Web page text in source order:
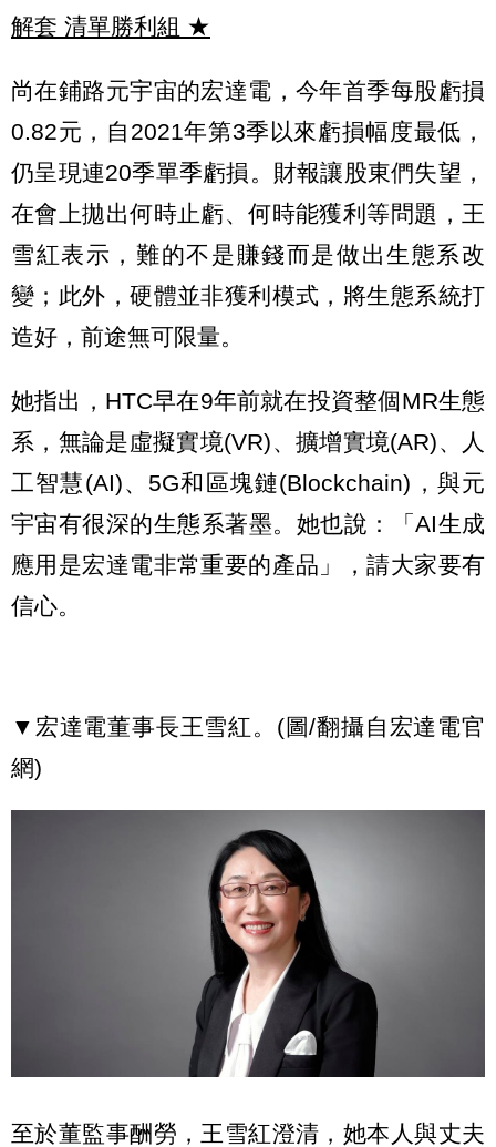
解套 清單勝利組 ★
尚在鋪路元宇宙的宏達電，今年首季每股虧損
0.82元，自2021年第3季以來虧損幅度最低，
仍呈現連20季單季虧損。財報讓股東們失望，
在會上拋出何時止虧、何時能獲利等問題，王
雪紅表示，難的不是賺錢而是做出生態系改
變；此外，硬體並非獲利模式，將生態系統打
造好，前途無可限量。
她指出，HTC早在9年前就在投資整個MR生態
系，無論是虛擬實境(VR)、擴增實境(AR)、人
工智慧(AI)、5G和區塊鏈(Blockchain)，與元
宇宙有很深的生態系著墨。她也說：「AI生成
應用是宏達電非常重要的產品」，請大家要有
信心。
▼宏達電董事長王雪紅。(圖/翻攝自宏達電官
網)
至於董監事酬勞，王雪紅澄清，她本人與丈夫